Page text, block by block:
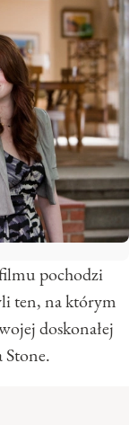
pochodzi
ten, na którym
doskonałej